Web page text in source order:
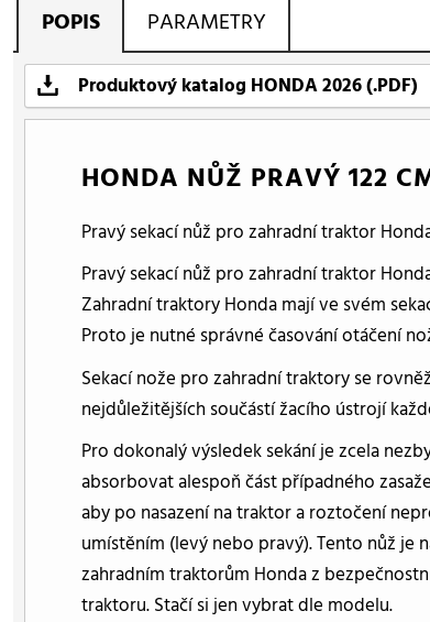
POPIS PARAMETRY
Produktový katalog HONDA 2026 (.PDF)
HONDA NŮŽ PRAVÝ 122
Pravý sekací nůž pro zahradní traktor
Pravý sekací nůž pro zahradní traktor
Zahradní traktory Honda mají ve svém
Proto je nutné správné časování otáčení
Sekací nože pro zahradní traktory se
nejdůležitějších součástí žacího ústrojí
Pro dokonalý výsledek sekání je zcela
absorbovat alespoň část případného
aby po nasazení na traktor a roztočení
umístěním (levý nebo pravý). Tento nůž je
zahradním traktorům Honda z
traktoru. Stačí si jen vybrat dle modelu.